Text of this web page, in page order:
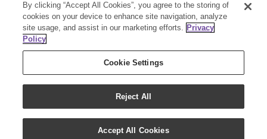
COPYRIGHT (C) 2020 - TOUS DROITS RÉSERVÉS -
YOUNG LIVING
YOUNG LIVING ESSENTIAL OILS
By clicking “Accept All Cookies”, you agree to the storing of
cookies on your device to enhance site navigation, analyze
site usage, and assist in our marketing efforts. Privacy
Policy
Cookie Settings
Reject All
Accept All Cookies